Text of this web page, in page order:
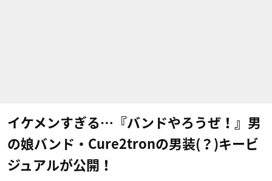
イケメンすぎる…『バンドやろうぜ！』男
の娘バンド・Cure2tronの男装(？)キービ
ジュアルが公開！